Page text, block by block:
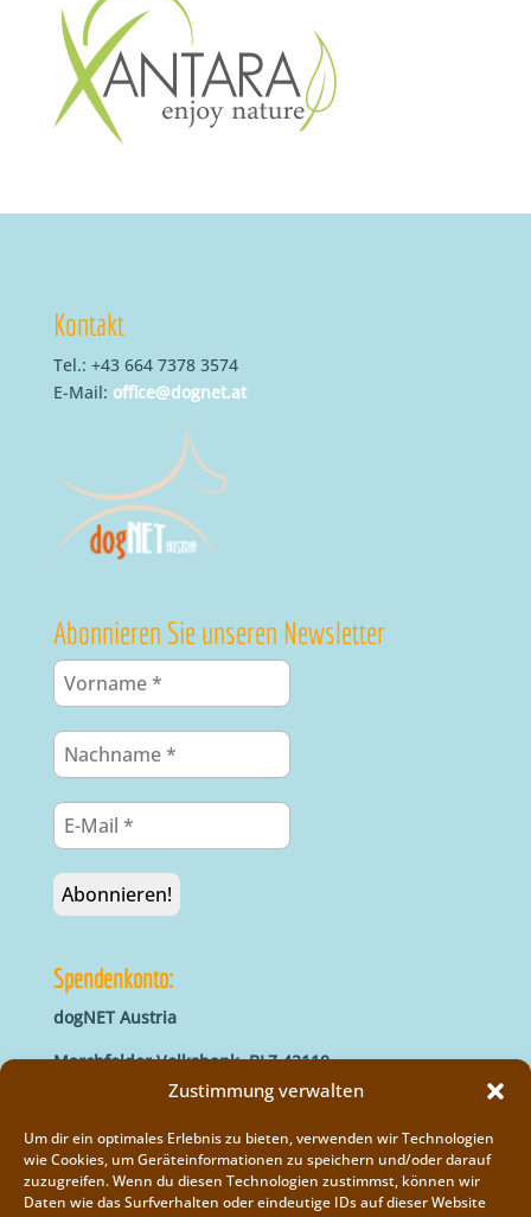
Zustimmung verwalten
Um dir ein optimales Erlebnis zu bieten, verwenden wir Technologien
wie Cookies, um Geräteinformationen zu speichern und/oder darauf
zuzugreifen. Wenn du diesen Technologien zustimmst, können wir
Daten wie das Surfverhalten oder eindeutige IDs auf dieser Website
Kontakt
Tel.: +43 664 7378 3574
E-Mail: office@dognet.at
Abonnieren Sie unseren Newsletter
Spendenkonto:
dogNET Austria
Marchfelder Volksbank, BLZ 42110
IBAN: AT66 4211 0421 5000 0000